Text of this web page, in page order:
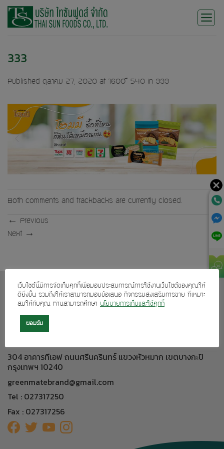
Skip
333
Published ตุลาคม 27, 2020 at 1600 × 540 in 333
Both comments and trackbacks are currently closed.
←
Previous
Next →
เกี่ยวกับเรา
บริการลูกค้า
ผลิตภัณฑ์ของเรา
304 อาคารทีเอฟ ถนนศรีนครินทร์ แขวงหัวหมาก เขตบางกะปิ
กรุงเทพฯ 10240
greenmatebrand@gmail.com
Tel : 027317250
Fax : 027317256
เว็บไซต์นี้มีการจัดเก็บคุกกี้เพื่อมอบประสบการณ์การใช้งานเว็บไซต์ของคุณให้
ดียิ่งขึ้น รวมถึงให้เราสามารถมอบข้อเสนอ กิจกรรมส่งเสริมการขาย ที่เหมาะ
สมให้กับคุณ ท่านสามารถศึกษา นโยบายการเก็บและใช้คุกกี้
ยอมรับ